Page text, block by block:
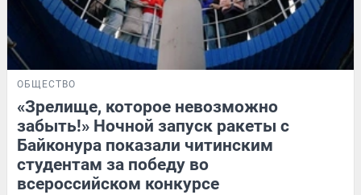
ОБЩЕСТВО
«Зрелище, которое невозможно
забыть!» Ночной запуск ракеты с
Байконура показали читинским
студентам за победу во
всероссийском конкурсе